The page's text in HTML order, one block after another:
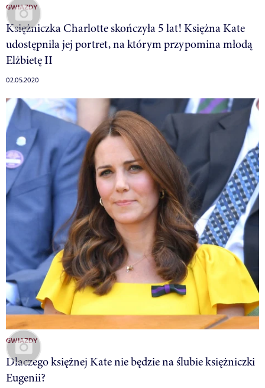
GWIAZDY
Księżniczka Charlotte skończyła 5 lat! Księżna Kate
udostępniła jej portret, na którym przypomina młodą
Elżbietę II
02.05.2020
GWIAZDY
Dlaczego księżnej Kate nie będzie na ślubie księżniczki
Eugenii?